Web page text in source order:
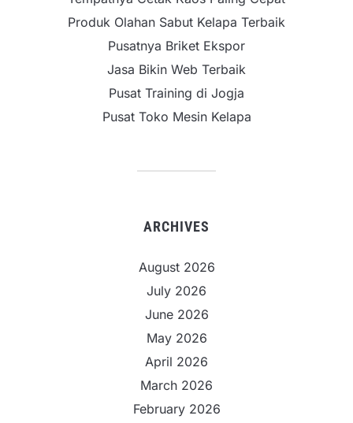
Produk Olahan Sabut Kelapa Terbaik
Pusatnya Briket Ekspor
Jasa Bikin Web Terbaik
Pusat Training di Jogja
Pusat Toko Mesin Kelapa
ARCHIVES
August 2026
July 2026
June 2026
May 2026
April 2026
March 2026
February 2026